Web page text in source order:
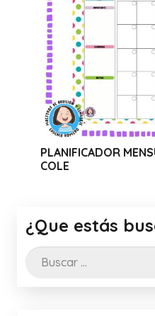
MENSUAL PARA LA
¿Que estás
Buscar: